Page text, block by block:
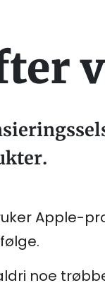
Apple-
noe